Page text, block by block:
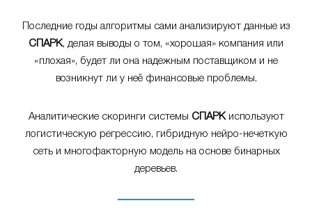
Последние годы алгоритмы сами анализируют данные из
СПАРК, делая выводы о том, «хорошая» компания или
«плохая», будет ли она надежным поставщиком и не
возникнут ли у неё финансовые проблемы.
Аналитические скоринги системы СПАРКиспользуют
логистическую регрессию, гибридную нейро-нечеткую
сеть и многофакторную модель на основе бинарных
деревьев.